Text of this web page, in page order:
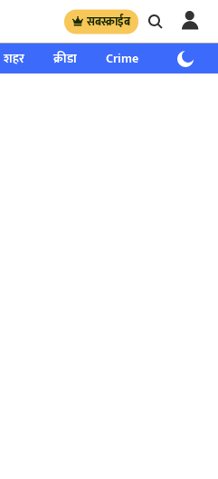
सबस्क्राईब
शहर क्रीडा Crime साप्ताहिक